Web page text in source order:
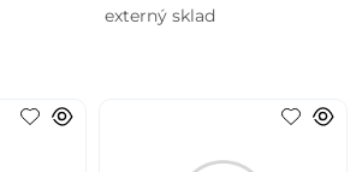
externý sklad